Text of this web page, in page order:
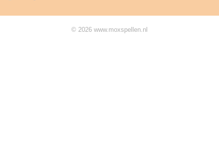
© 2026 www.moxspellen.nl